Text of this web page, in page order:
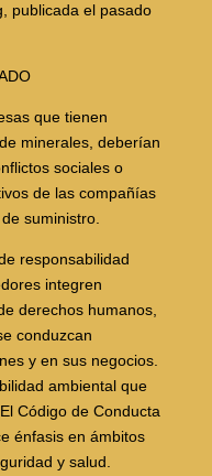
publicada el pasado
que tienen
minerales, deberían
sociales o
de las compañías
suministro.
responsabilidad
integren
derechos humanos,
conduzcan
y en sus negocios.
ambiental que
Código de Conducta
énfasis en ámbitos
y salud.